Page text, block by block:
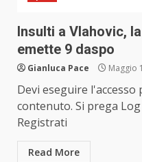
Insulti a Vlahovic,
emette 9 daspo
Gianluca Pace Maggio
Devi eseguire
contenuto. Si prega
Registrati
Read More